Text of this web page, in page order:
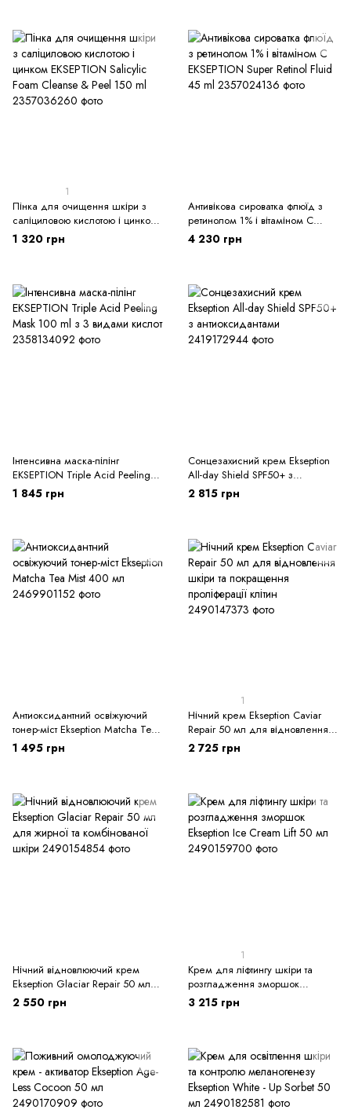
1
Пінка для очищення шкіри з
саліциловою кислотою і цинком
EKSEPTION Salicylic Foam
Cleanse & Peel 150 ml
1 320 грн
Антивікова сироватка флюїд з
ретинолом 1% і вітаміном С
EKSEPTION Super Retinol Fluid 45
4 230 грн
Інтенсивна маска-пілінг
EKSEPTION Triple Acid Peeling
Mask 100 ml з 3 видами кислот
1 845 грн
Сонцезахисний крем Ekseption
All-day Shield SPF50+ з
антиоксидантами
2 815 грн
Антиоксидантний освіжуючий
тонер-міст Ekseption Matcha Tea
Mist 400 мл
1 495 грн
1
Нічний крем Ekseption Caviar
Repair 50 мл для відновлення
шкіри та покращення
проліферації клітин
2 725 грн
Нічний відновлюючий крем
Ekseption Glaciar Repair 50 мл
для жирної та комбінованої
2 550 грн
1
Крем для ліфтингу шкіри та
розгладження зморшок
Ekseption Ice Cream Lift 50 мл
3 215 грн